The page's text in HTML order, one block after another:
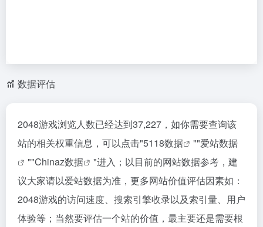
数据评估
2048游戏浏览人数已经达到37,227，如你需要查询该
站的相关权重信息，可以点击"5118数据 ""爱站数据
""Chinaz数据
"进入；以目前的网站数据参考，建
议大家请以爱站数据为准，更多网站价值评估因素如：
2048游戏的访问速度、搜索引擎收录以及索引量、用户
体验等；当然要评估一个站的价值，最主要还是需要根